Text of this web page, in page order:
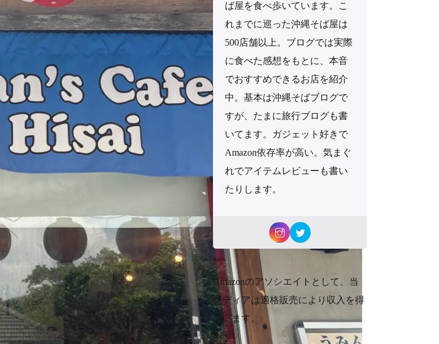
ば屋を食べ歩いています。こ
れまでに巡った沖縄そば屋は
500店舗以上。ブログでは実際
に食べた感想をもとに、本音
でおすすめできるお店を紹介
中。基本は沖縄そばブログで
すが、たまに旅行ブログも書
いてます。ガジェット好きで
Amazon依存率が高い。気まぐ
れでアイテムレビューも書い
たりします。
Amazonのアソシエイトとして、当
メディアは適格販売により収入を得
ています。